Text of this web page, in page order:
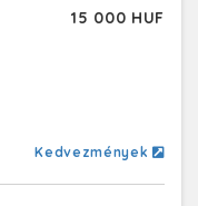
15 000 HUF
Kedvezmények